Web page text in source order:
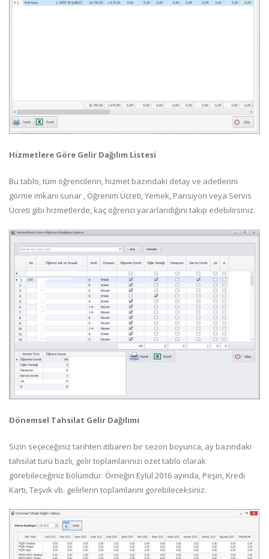
Hizmetlere Göre Gelir Dağılım Listesi
Bu tablo, tüm öğrencilerin, hizmet bazındaki detay ve adetlerini
görme imkanı sunar , Öğrenim Ücreti, Yemek, Pansiyon veya Servis
Ücreti gibi hizmetlerde, kaç öğrenci yararlandığını takip edebilirsiniz.
Dönemsel Tahsilat Gelir Dağılımı
Sizin seçeceğiniz tarihten itibaren bir sezon boyunca, ay bazındaki
tahsilat türü bazlı, gelir toplamlarınızı özet tablo olarak
görebileceğiniz bölümdür. Örneğin Eylül 2016 ayında, Peşin, Kredi
Kartı, Teşvik vb. gelirlerin toplamlarını görebileceksiniz.